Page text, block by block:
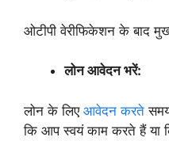
ओटीपी वेरीफिकेशन के बाद
लोन आवेदन भरें:
लोन के लिए आवेदन करते
कि आप स्वयं काम करते हैं या